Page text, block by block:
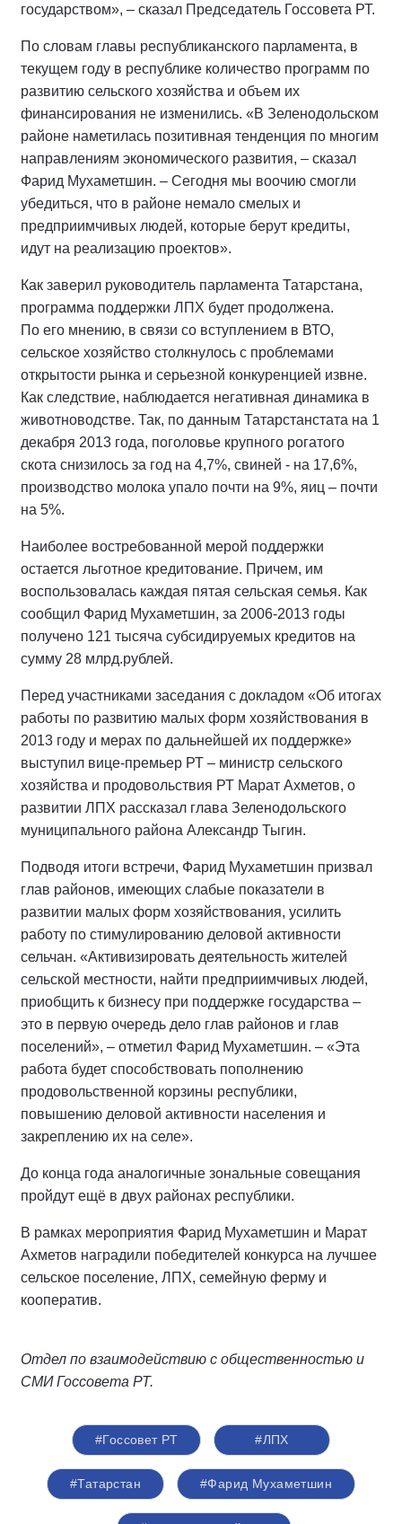
государством», – сказал Председатель Госсовета РТ.
По словам главы республиканского парламента, в
текущем году в республике количество программ по
развитию сельского хозяйства и объем их
финансирования не изменились. «В Зеленодольском
районе наметилась позитивная тенденция по многим
направлениям экономического развития, – сказал
Фарид Мухаметшин. – Сегодня мы воочию смогли
убедиться, что в районе немало смелых и
предприимчивых людей, которые берут кредиты,
идут на реализацию проектов».
Как заверил руководитель парламента Татарстана,
программа поддержки ЛПХ будет продолжена.
По его мнению, в связи со вступлением в ВТО,
сельское хозяйство столкнулось с проблемами
открытости рынка и серьезной конкуренцией извне.
Как следствие, наблюдается негативная динамика в
животноводстве. Так, по данным Татарстанстата на 1
декабря 2013 года, поголовье крупного рогатого
скота снизилось за год на 4,7%, свиней - на 17,6%,
производство молока упало почти на 9%, яиц – почти
на 5%.
Наиболее востребованной мерой поддержки
остается льготное кредитование. Причем, им
воспользовалась каждая пятая сельская семья. Как
сообщил Фарид Мухаметшин, за 2006-2013 годы
получено 121 тысяча субсидируемых кредитов на
сумму 28 млрд.рублей.
Перед участниками заседания с докладом «Об итогах
работы по развитию малых форм хозяйствования в
2013 году и мерах по дальнейшей их поддержке»
выступил вице-премьер РТ – министр сельского
хозяйства и продовольствия РТ Марат Ахметов, о
развитии ЛПХ рассказал глава Зеленодольского
муниципального района Александр Тыгин.
Подводя итоги встречи, Фарид Мухаметшин призвал
глав районов, имеющих слабые показатели в
развитии малых форм хозяйствования, усилить
работу по стимулированию деловой активности
сельчан. «Активизировать деятельность жителей
сельской местности, найти предприимчивых людей,
приобщить к бизнесу при поддержке государства –
это в первую очередь дело глав районов и глав
поселений», – отметил Фарид Мухаметшин. – «Эта
работа будет способствовать пополнению
продовольственной корзины республики,
повышению деловой активности населения и
закреплению их на селе».
До конца года аналогичные зональные совещания
пройдут ещё в двух районах республики.
В рамках мероприятия Фарид Мухаметшин и Марат
Ахметов наградили победителей конкурса на лучшее
сельское поселение, ЛПХ, семейную ферму и
кооператив.
Отдел по взаимодействию с общественностью и
СМИ Госсовета РТ.
#Госсовет РТ #ЛПХ
#Татарстан #Фарид Мухаметшин